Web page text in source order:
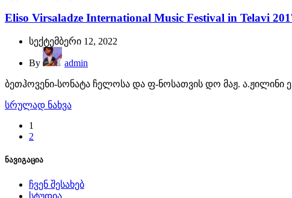
Eliso Virsaladze International Music Festival in Telavi
სექტემბერი 12, 2022
By admin
ბეთჰოვენი-სონატა ჩელოსა და ფ-ნოსათვის დო მაჟ. ა.ჟილინი
სრულად ნახვა
1
2
ნავიგაცია
ჩვენ შესახებ
სტუდია